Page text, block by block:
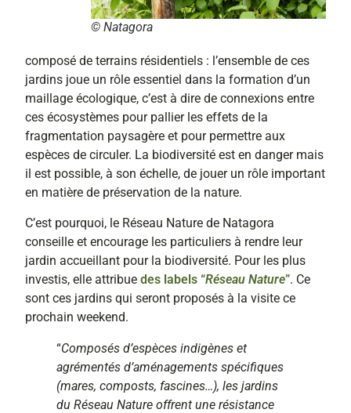
© Natagora
composé de terrains résidentiels : l’ensemble de ces
jardins joue un rôle essentiel dans la formation d’un
maillage écologique, c’est à dire de connexions entre
ces écosystèmes pour pallier les effets de la
fragmentation paysagère et pour permettre aux
espèces de circuler. La biodiversité est en danger mais
il est possible, à son échelle, de jouer un rôle important
en matière de préservation de la nature.
C’est pourquoi, le Réseau Nature de Natagora
conseille et encourage les particuliers à rendre leur
jardin accueillant pour la biodiversité. Pour les plus
investis, elle attribuedes labels “Réseau Nature”. Ce
sont ces jardins qui seront proposés à la visite ce
prochain weekend.
“Composés d’espèces indigènes et
agrémentés d’aménagements spécifiques
(mares, composts, fascines…), les jardins
du Réseau Nature offrent une résistance